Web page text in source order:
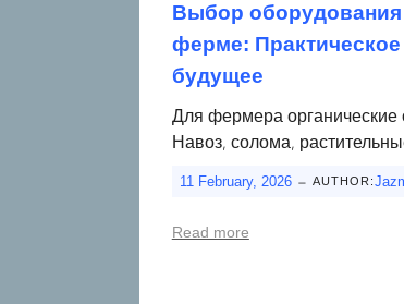
Выбор оборудования
ферме:
будущее
Для фермера
Навоз, солома,
11 February, 2026 - AUTHOR:
Read more